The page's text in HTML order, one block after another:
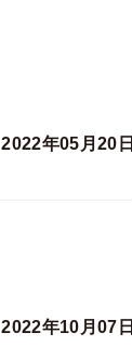
2022年05月20日
2022年10月07日